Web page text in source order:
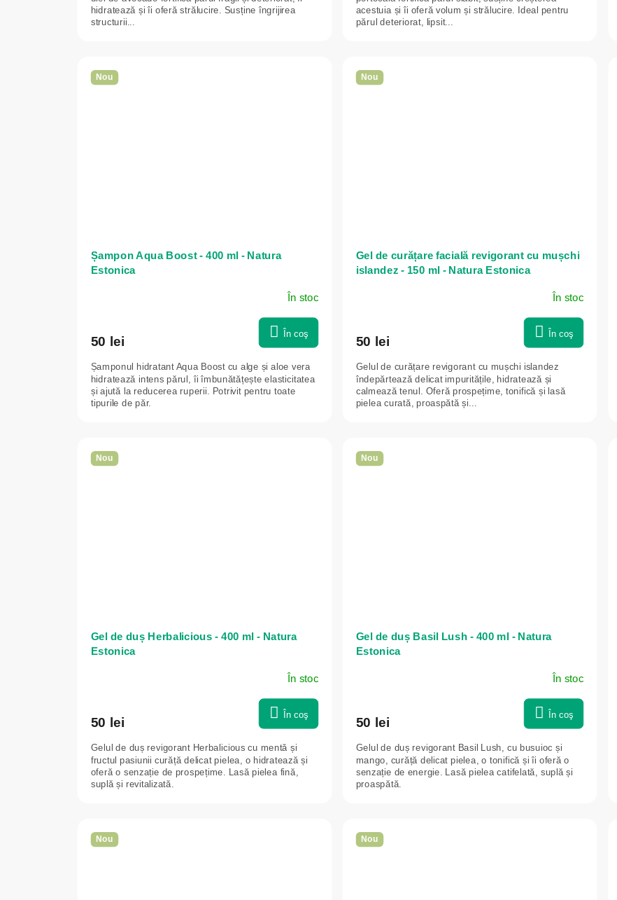
hidratează și îi oferă strălucire. Susține îngrijirea
structurii...
acestuia și îi oferă volum și strălucire. Ideal pentru
părul deteriorat, lipsit...
Nou
Șampon Aqua Boost - 400 ml - Natura
Estonica
În stoc
50 lei
În coş
Șamponul hidratant Aqua Boost cu alge și aloe vera
hidratează intens părul, îi îmbunătățește elasticitatea
și ajută la reducerea ruperii. Potrivit pentru toate
tipurile de păr.
Nou
Gel de curățare facială revigorant cu mușchi
islandez - 150 ml - Natura Estonica
În stoc
50 lei
În coş
Gelul de curățare revigorant cu mușchi islandez
îndepărtează delicat impuritățile, hidratează și
calmează tenul. Oferă prospețime, tonifică și lasă
pielea curată, proaspătă și...
Nou
Gel de duș Herbalicious - 400 ml - Natura
Estonica
În stoc
50 lei În coş
Gelul de duș revigorant Herbalicious cu mentă și
fructul pasiunii curăță delicat pielea, o hidratează și
oferă o senzație de prospețime. Lasă pielea fină,
suplă și revitalizată.
Nou
Gel de duș Basil Lush - 400 ml - Natura
Estonica
În stoc
50 lei În coş
Gelul de duș revigorant Basil Lush, cu busuioc și
mango, curăță delicat pielea, o tonifică și îi oferă o
senzație de energie. Lasă pielea catifelată, suplă și
proaspătă.
Nou Nou